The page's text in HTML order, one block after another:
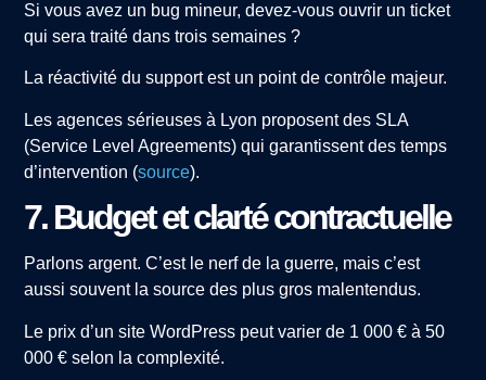
Si vous avez un bug mineur, devez-vous ouvrir un ticket
qui sera traité dans trois semaines ?
La réactivité du support est un point de contrôle majeur.
Les agences sérieuses à Lyon proposent des SLA
(Service Level Agreements) qui garantissent des temps
d’intervention (source).
7. Budget et clarté contractuelle
Parlons argent. C’est le nerf de la guerre, mais c’est
aussi souvent la source des plus gros malentendus.
Le prix d’un site WordPress peut varier de 1 000 € à 50
000 € selon la complexité.